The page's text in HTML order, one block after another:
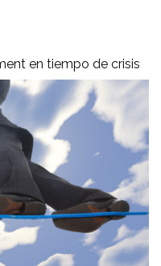
en tiempo de crisis